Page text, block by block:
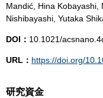
Mandić, Hina Kobayashi,
Nishibayashi, Yutaka
DOI： 10.1021/
URL： https://doi.org/
研究資金